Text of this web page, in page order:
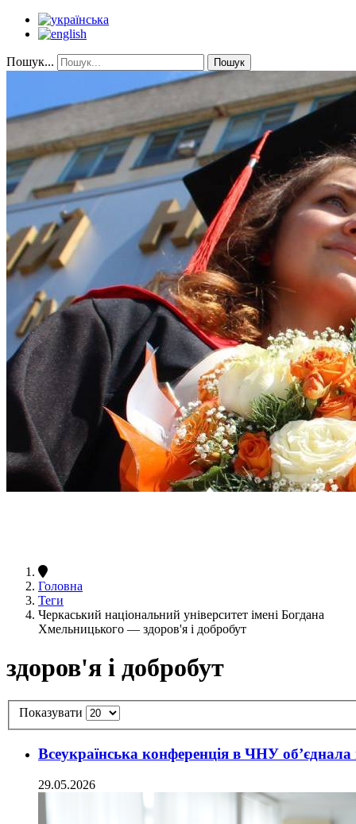
Пошук... Пошук
Головна
Теги
Черкаський національний університет імені Богдана
Хмельницького — здоров'я і добробут
здоров'я і добробут
Показувати
Всеукраїнська конференція в ЧНУ
29.05.2026